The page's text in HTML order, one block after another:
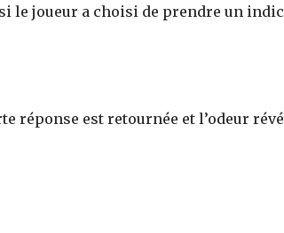
le joueur a choisi de prendre un
réponse est retournée et l’odeur